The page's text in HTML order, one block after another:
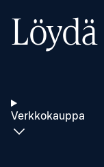
Löydä
Verkkokauppa